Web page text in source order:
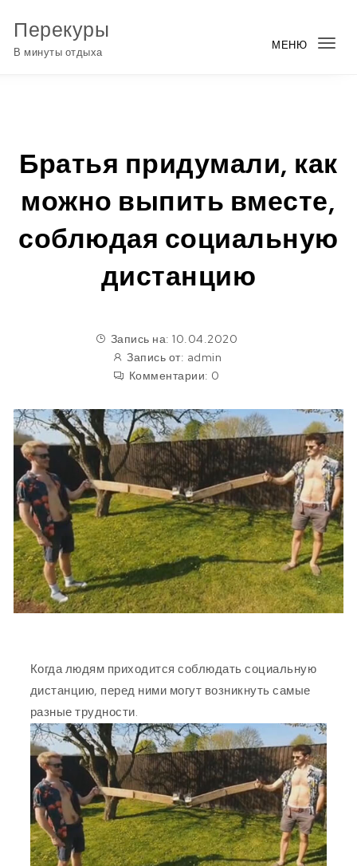
Перекуры
В минуты отдыха
МЕНЮ
Братья придумали, как
можно выпить вместе,
соблюдая социальную
дистанцию
Запись на: 10.04.2020
Запись от: admin
Комментарии: 0
Когда людям приходится соблюдать социальную
дистанцию, перед ними могут возникнуть самые
разные трудности.